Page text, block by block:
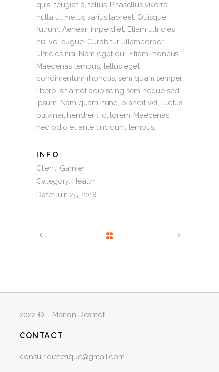
quis, feugiat a, tellus. Phasellus viverra
nulla ut metus varius laoreet. Quisque
rutrum. Aenean imperdiet. Etiam ultricies
nisi vel augue. Curabitur ullamcorper
ultricies nisi. Nam eget dui. Etiam rhoncus.
Maecenas tempus, tellus eget
condimentum rhoncus, sem quam semper
libero, sit amet adipiscing sem neque sed
ipsum. Nam quam nunc, blandit vel, luctus
pulvinar, hendrerit id, lorem. Maecenas
nec odio et ante tincidunt tempus.
INFO
Client: Garnier
Category: Health
Date: juin 25, 2018
2022 © – Manon Desmet
CONTACT
consult.dietetique@gmail.com